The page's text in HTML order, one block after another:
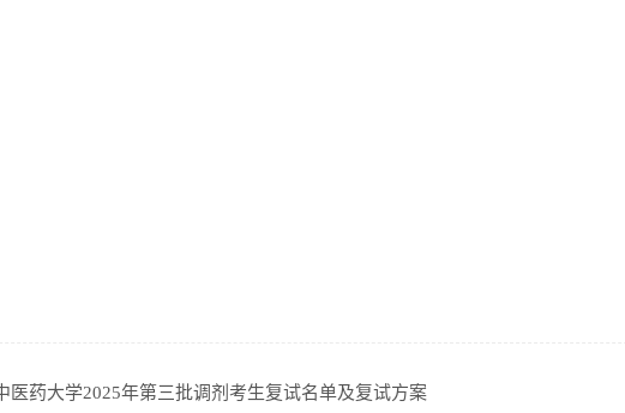
医药大学2025年第三批调剂考生复试名单及复试方案